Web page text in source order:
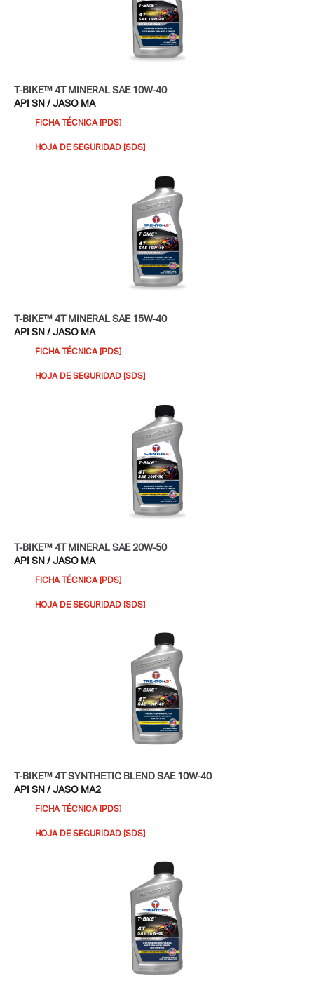
T-BIKE™ 4T MINERAL SAE 10W-40
API SN / JASO MA
FICHA TÉCNICA [PDS]
HOJA DE SEGURIDAD [SDS]​
T-BIKE™ 4T MINERAL SAE 15W-40
API SN / JASO MA
FICHA TÉCNICA [PDS]
HOJA DE SEGURIDAD [SDS]​
T-BIKE™ 4T MINERAL SAE 20W-50
API SN / JASO MA
FICHA TÉCNICA [PDS]
HOJA DE SEGURIDAD [SDS]
T-BIKE™ 4T SYNTHETIC BLEND SAE 10W-40
API SN / JASO MA2
FICHA TÉCNICA [PDS]
HOJA DE SEGURIDAD [SDS]​